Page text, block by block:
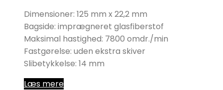
Dimensioner: 125 mm x 22,2 mm
Bagside: imprægneret glasfiberstof
Maksimal hastighed: 7800 omdr./min
Fastgørelse: uden ekstra skiver
Slibetykkelse: 14 mm
Læs mere